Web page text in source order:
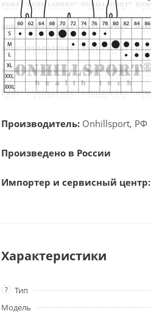
Производитель: Onhillsport, РФ
Произведено в России
Импортер и сервисный центр:
Характеристики
? Тип
Модель